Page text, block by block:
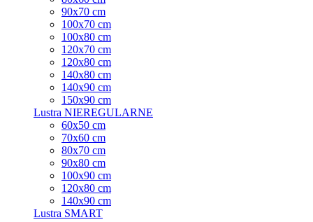
90x70 cm
100x70 cm
100x80 cm
120x70 cm
120x80 cm
140x80 cm
140x90 cm
150x90 cm
Lustra NIEREGULARNE
60x50 cm
70x60 cm
80x70 cm
90x80 cm
100x90 cm
120x80 cm
140x90 cm
Lustra SMART